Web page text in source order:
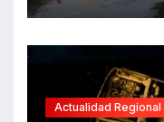
Actualidad Regional